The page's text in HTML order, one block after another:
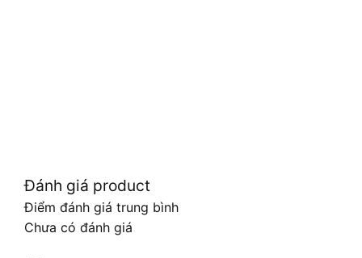
Đánh giá product
Điểm đánh giá trung bình
Chưa có đánh giá